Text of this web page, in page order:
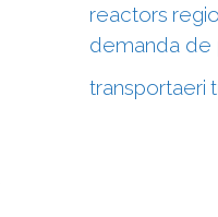
reactors
demanda de
transportaeri